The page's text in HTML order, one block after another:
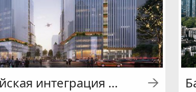
Шанхайская интеграция 5-1